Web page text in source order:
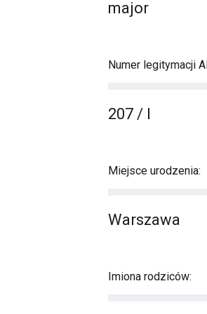
major
Numer legitymacji
207 / I
Miejsce urodzenia:
Warszawa
Imiona rodziców: